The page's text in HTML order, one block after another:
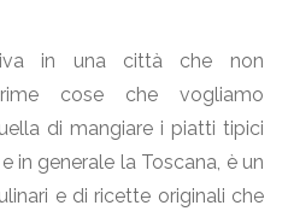
in una città che non
cose che vogliamo
di mangiare i piatti tipici
in generale la Toscana, è un
e di ricette originali che